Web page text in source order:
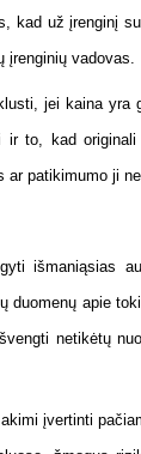
kad už įrenginį
įrenginių vadovas.
jei kaina yra
to, kad
ar patikimumo ji
išmaniąsias
duomenų apie
netikėtų
įvertinti